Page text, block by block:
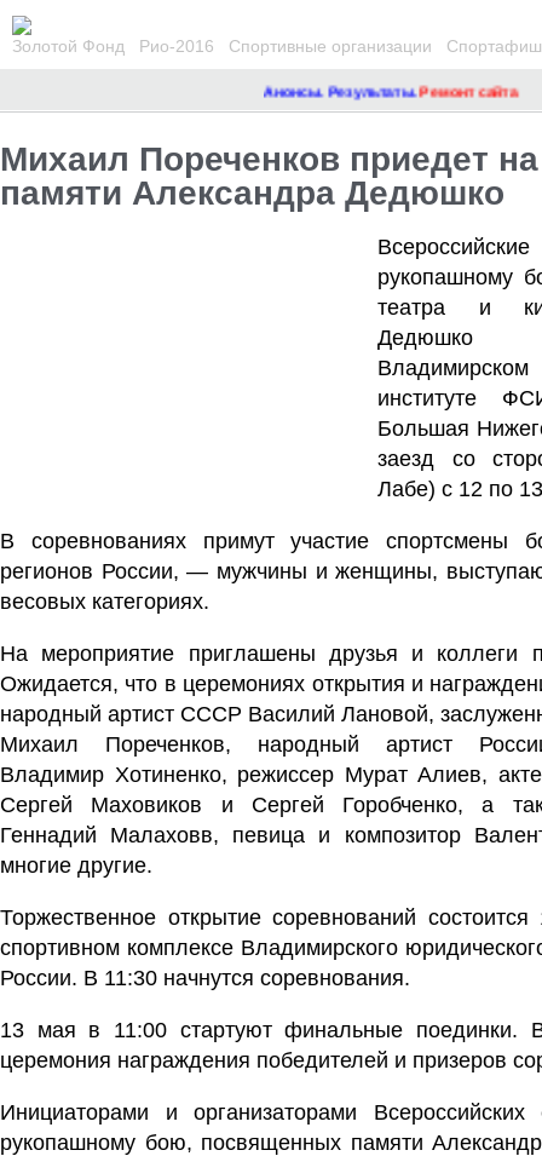
Золотой Фонд Рио-2016 Спортивные организации
Анонсы. Результаты.Ремонт сайта
Михаил Пореченков приедет
памяти Александра Дедюшко
рукопашному
театра и
Дедюшко
институте
Большая
заезд со
Лабе) с 12 по
В соревнованиях примут участие спортсмены
регионов России, — мужчины и женщины,
весовых категориях.
На мероприятие приглашены друзья и коллеги
Ожидается, что в церемониях открытия и
народный артист СССР Василий Лановой,
Михаил Пореченков, народный артист
Владимир Хотиненко, режиссер Мурат Алиев,
Сергей Маховиков и Сергей Горобченко, а
Геннадий Малаховв, певица и композитор
многие другие.
Торжественное открытие соревнований
спортивном комплексе Владимирского
России. В 11:30 начнутся соревнования.
13 мая в 11:00 стартуют финальные поединки.
церемония награждения победителей и призеров
Инициаторами и организаторами
рукопашному бою, посвященных памяти